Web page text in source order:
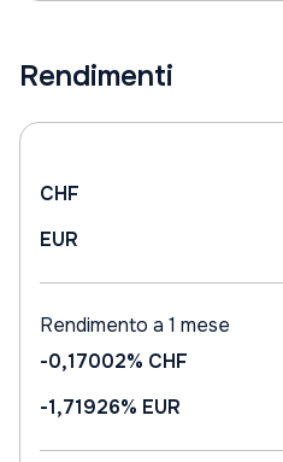
Rendimenti
CHF
EUR
Rendimento a 1 mese
-0,17002% CHF
-1,71926% EUR